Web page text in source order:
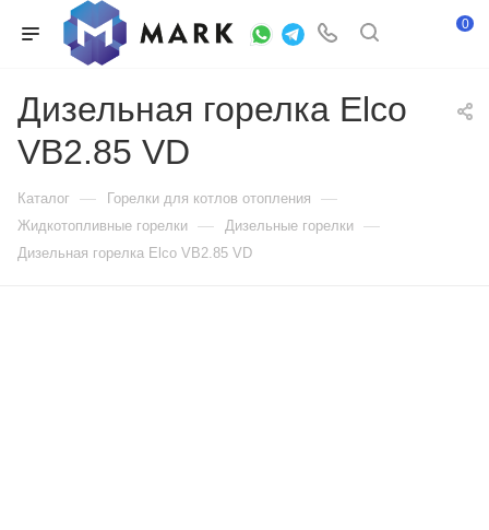
0
Дизельная горелка Elco
VB2.85 VD
Каталог — Горелки для котлов отопления —
Жидкотопливные горелки — Дизельные горелки —
Дизельная горелка Elco VB2.85 VD